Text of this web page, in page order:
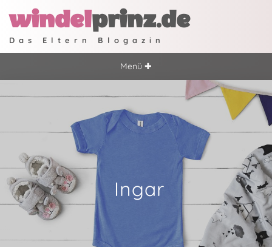
windelprinz.de
Das Eltern Blogazin
Menü ✚
Ingar